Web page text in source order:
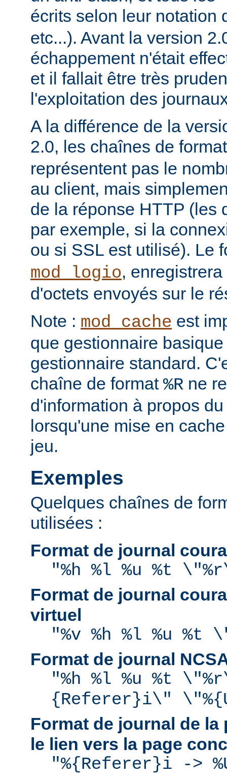
écrits selon leur notation
etc...). Avant la version
échappement n'était
et il fallait être très
l'exploitation des
A la différence de la
2.0, les chaînes de
représentent pas le
au client, mais
de la réponse HTTP (les
par exemple, si la
ou si SSL est utilisé). Le
mod_logio,
d'octets envoyés sur le
Note : mod_cache est
que gestionnaire
gestionnaire standard.
chaîne de format %R ne
d'information à propos
lorsqu'une mise en
jeu.
Exemples
Quelques chaînes de
utilisées :
Format de journal
"%h %l %u %t
Format de journal
virtuel
"%v %h %l %u %t
Format de journal
"%h %l %u %t
{Referer}i\"
Format de journal de
le lien vers la page
"%{Referer}i ->